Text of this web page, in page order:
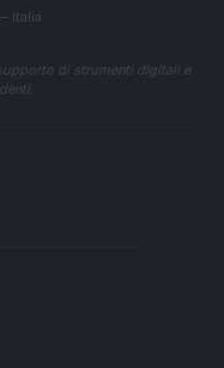
Italia
di strumenti digitali e